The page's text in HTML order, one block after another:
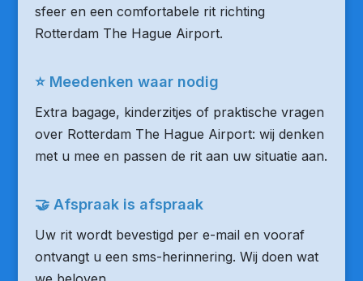
sfeer en een comfortabele rit richting
Rotterdam The Hague Airport.
⭐ Meedenken waar nodig
Extra bagage, kinderzitjes of praktische vragen
over Rotterdam The Hague Airport: wij denken
met u mee en passen de rit aan uw situatie aan.
🤝 Afspraak is afspraak
Uw rit wordt bevestigd per e-mail en vooraf
ontvangt u een sms-herinnering. Wij doen wat